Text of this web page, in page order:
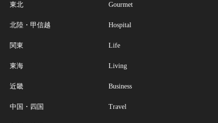
東北
北陸・甲信越
関東
東海
近畿
中国・四国
Gourmet
Hospital
Life
Living
Business
Travel